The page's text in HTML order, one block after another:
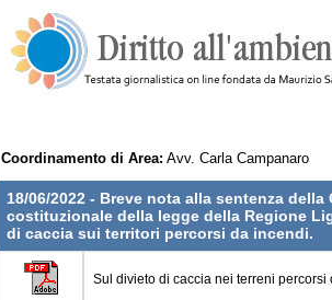
Coordinamento di Area: Avv. Carla Campanaro
18/06/2022 - Breve nota alla sentenza
costituzionale della legge della Regione
di caccia sui territori percorsi da incendi.
Sul divieto di caccia nei terreni percorsi